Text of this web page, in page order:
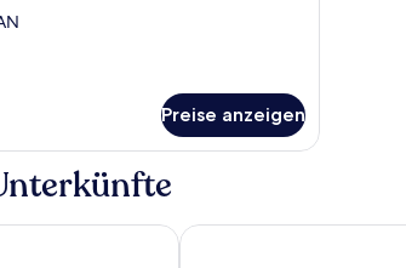
Preise anzeigen
Martin's Brugge